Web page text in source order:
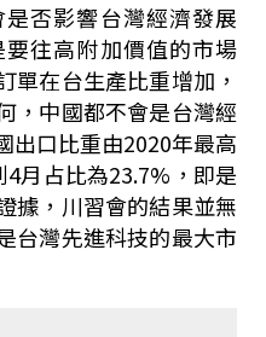
否影響台灣經濟發展
往高附加價值的市場
單在台生產比重增加，
，中國都不會是台灣經
出口比重由2020年最高
4月占比為23.7% ，即是
據，川習會的結果並無
台灣先進科技的最大市